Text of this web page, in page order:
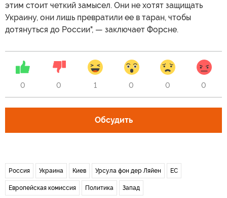
этим стоит четкий замысел. Они не хотят защищать
Украину, они лишь превратили ее в таран, чтобы
дотянуться до России", — заключает Форсне.
0 0 1 0 0 0
Обсудить
Россия Украина Киев Урсула фон дер Ляйен ЕС
Европейская комиссия Политика Запад